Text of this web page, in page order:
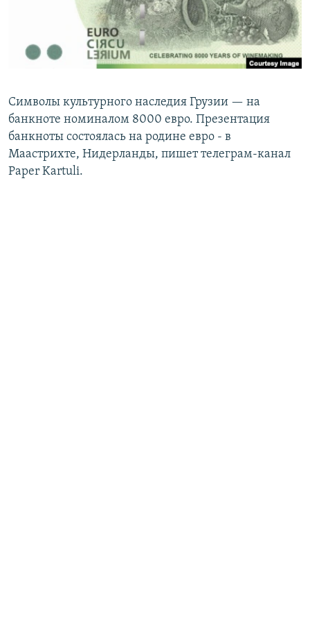
ЧИТАЕМ ПРЕССУ
АРХИВ РАДИОПРОГРАММЫ
Все сайты РСЕ/РС
Символы культурного наследия Грузии — на
банкноте номиналом 8000 евро. Презентация
банкноты состоялась на родине евро - в
Маастрихте, Нидерланды, пишет телеграм-канал
Paper Kartuli.